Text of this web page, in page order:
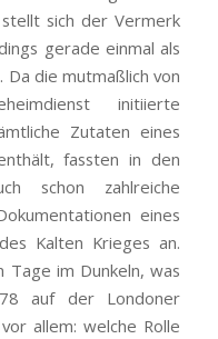
sich der Vermerk
gerade einmal als
Da die mutmaßlich von
initiierte
Zutaten eines
fassten in den
schon zahlreiche
eines
Kalten Krieges an.
Tage im Dunkeln, was
auf der Londoner
allem: welche Rolle